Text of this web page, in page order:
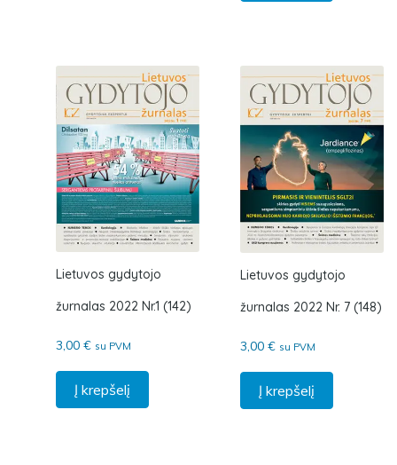
Lietuvos gydytojo
žurnalas 2022 Nr.1 (142)
3,00 € su PVM
Į krepšelį
Lietuvos gydytojo
žurnalas 2022 Nr. 7 (148)
3,00 € su PVM
Į krepšelį